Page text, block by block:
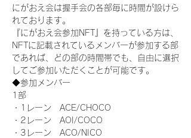
にがおえ会は握手会の各部毎に時間が設けら
れております。
『にがおえ会参加NFT』を持っている方は、
NFTに記載されているメンバーが参加する部
であれば、どの部の時間帯でも、自由に選択
してご参加いただくことが可能です。
◆参加メンバー
1部
・1レーン　ACE/CHOCO
・2レーン　AOI/COCO
・3レーン　ACO/NICO